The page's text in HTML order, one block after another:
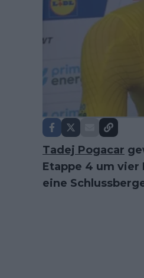
Tadej Pogacar
Etappe 4 um
eine